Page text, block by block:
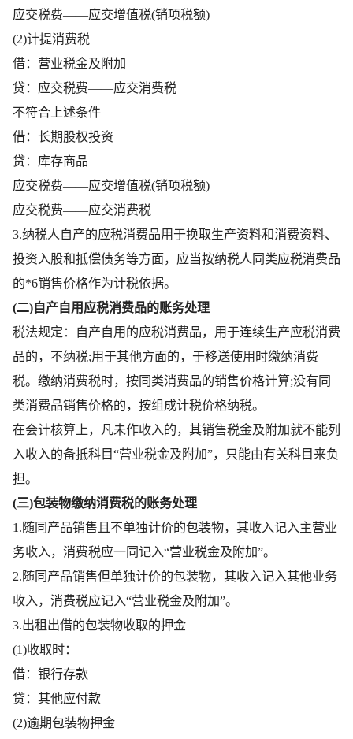
应交税费——应交增值税(销项税额)
(2)计提消费税
借：营业税金及附加
贷：应交税费——应交消费税
不符合上述条件
借：长期股权投资
贷：库存商品
应交税费——应交增值税(销项税额)
应交税费——应交消费税
3.纳税人自产的应税消费品用于换取生产资料和消费资料、
投资入股和抵偿债务等方面，应当按纳税人同类应税消费品
的*6销售价格作为计税依据。
(二)自产自用应税消费品的账务处理
税法规定：自产自用的应税消费品，用于连续生产应税消费
品的，不纳税;用于其他方面的，于移送使用时缴纳消费
税。缴纳消费税时，按同类消费品的销售价格计算;没有同
类消费品销售价格的，按组成计税价格纳税。
在会计核算上，凡未作收入的，其销售税金及附加就不能列
入收入的备抵科目“营业税金及附加”，只能由有关科目来负
担。
(三)包装物缴纳消费税的账务处理
1.随同产品销售且不单独计价的包装物，其收入记入主营业
务收入，消费税应一同记入“营业税金及附加”。
2.随同产品销售但单独计价的包装物，其收入记入其他业务
收入，消费税应记入“营业税金及附加”。
3.出租出借的包装物收取的押金
(1)收取时：
借：银行存款
贷：其他应付款
(2)逾期包装物押金